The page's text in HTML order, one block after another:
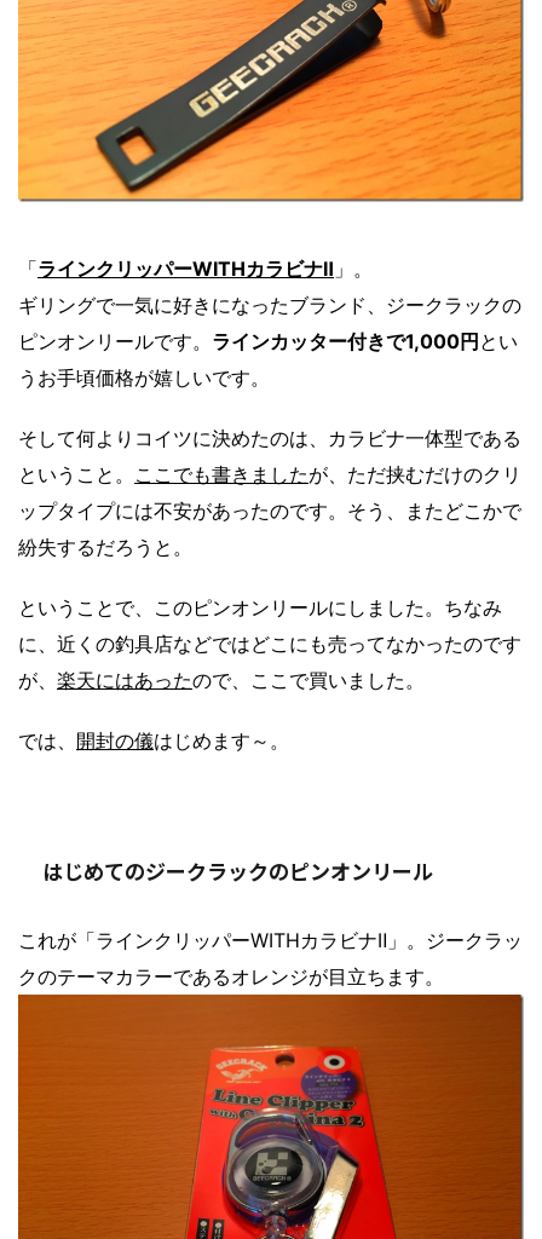
「ラインクリッパーWITHカラビナⅡ 」。
ギリングで一気に好きになったブランド、ジークラックの
ピンオンリールです。 ラインカッター付きで1,000円とい
うお手頃価格が嬉しいです。
そして何よりコイツに決めたのは、カラビナ一体型である
ということ。 ここでも書きましたが、ただ挟むだけのクリ
ップタイプには不安があったのです。そう、またどこかで
紛失するだろうと。
ということで、このピンオンリールにしました。ちなみ
に、近くの釣具店などではどこにも売ってなかったのです
が、 楽天にはあったので、ここで買いました。
では、 開封の儀はじめます～。
はじめてのジークラックのピンオンリール
これが「ラインクリッパーWITHカラビナⅡ」。ジークラッ
クのテーマカラーであるオレンジが目立ちます。